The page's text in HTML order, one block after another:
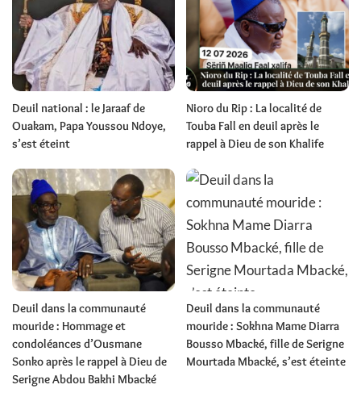
Deuil national : le Jaraaf de
Ouakam, Papa Youssou Ndoye,
s’est éteint
Nioro du Rip : La localité de
Touba Fall en deuil après le
rappel à Dieu de son Khalife
Deuil dans la communauté
mouride : Hommage et
condoléances d’Ousmane
Sonko après le rappel à Dieu de
Serigne Abdou Bakhi Mbacké
Deuil dans la communauté
mouride : Sokhna Mame Diarra
Bousso Mbacké, fille de Serigne
Mourtada Mbacké, s’est éteinte